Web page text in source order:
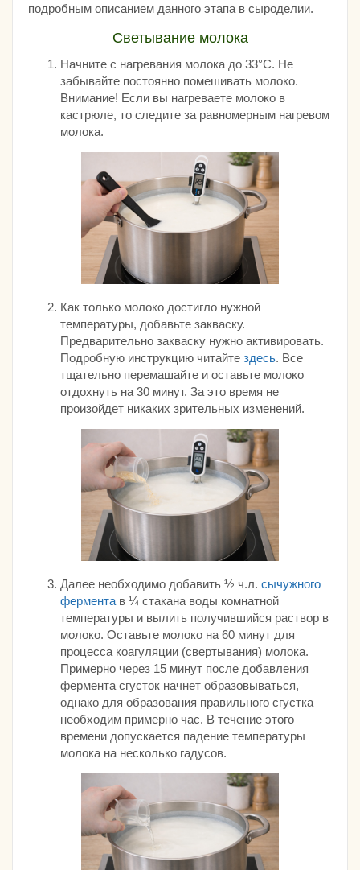
подробным описанием данного этапа в сыроделии.
Светывание молока
Начните с нагревания молока до 33°С. Не
забывайте постоянно помешивать молоко.
Внимание! Если вы нагреваете молоко в
кастрюле, то следите за равномерным нагревом
молока.
Как только молоко достигло нужной
температуры, добавьте закваску.
Предварительно закваску нужно активировать.
Подробную инструкцию читайте здесь. Все
тщательно перемашайте и оставьте молоко
отдохнуть на 30 минут. За это время не
произойдет никаких зрительных изменений.
Далее необходимо добавить ½ ч.л. сычужного
фермента в ¼ стакана воды комнатной
температуры и вылить получившийся раствор в
молоко. Оставьте молоко на 60 минут для
процесса коагуляции (свертывания) молока.
Примерно через 15 минут после добавления
фермента сгусток начнет образовываться,
однако для образования правильного сгустка
необходим примерно час. В течение этого
времени допускается падение температуры
молока на несколько гадусов.